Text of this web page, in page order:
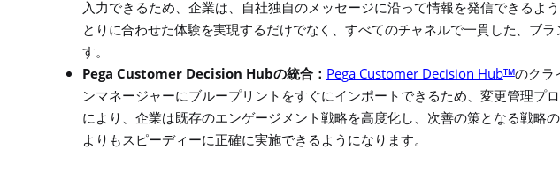
入力できるため、企業は、自社独自のメッセージに沿って情報を発信できるよ
とりに合わせた体験を実現するだけでなく、すべてのチャネルで一貫した、 ブラ
す。
Pega Customer Decision Hubの統合： Pega Customer Decision HubTMのクラ
ンマネージャーにブループリントをすぐにインポートできるため、変更管理プ
により、企業は既存のエンゲージメント戦略を高度化し、次善の策となる戦略
よりもスピーディーに正確に実施できるようになります。